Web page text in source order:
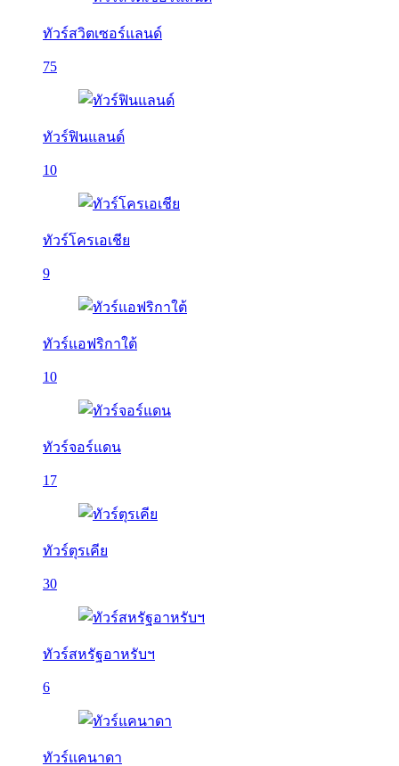
ทัวร์สวิตเซอร์แลนด์
75
ทัวร์ฟินแลนด์
10
ทัวร์โครเอเชีย
9
ทัวร์แอฟริกาใต้
10
ทัวร์จอร์แดน
17
ทัวร์ตุรเคีย
30
ทัวร์สหรัฐอาหรับฯ
6
ทัวร์แคนาดา